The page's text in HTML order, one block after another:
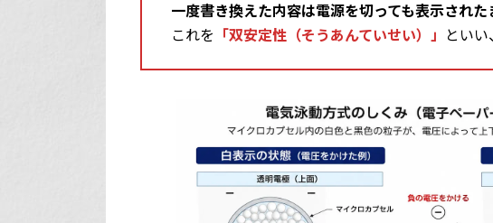
一度書き換えた内容は電源を切っても表示された
これを
「双安定性（そうあんていせい）」 といい